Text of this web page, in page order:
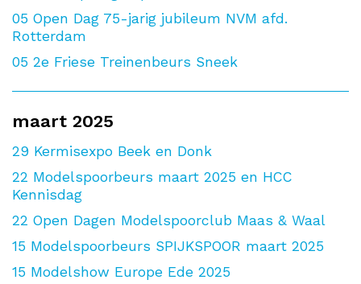
05 Open Dag 75-jarig jubileum NVM afd.
Rotterdam
05 2e Friese Treinenbeurs Sneek
maart 2025
29 Kermisexpo Beek en Donk
22 Modelspoorbeurs maart 2025 en HCC
Kennisdag
22 Open Dagen Modelspoorclub Maas & Waal
15 Modelspoorbeurs SPIJKSPOOR maart 2025
15 Modelshow Europe Ede 2025